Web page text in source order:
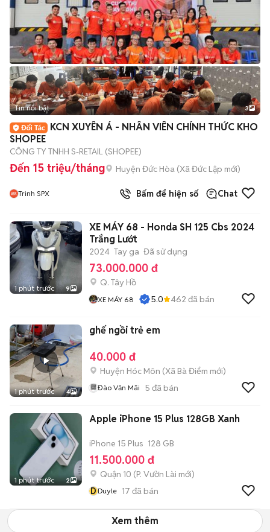
Tin nổi bật 3
KCN XUYÊN Á - NHÂN VIÊN CHÍNH THỨC KHO
SHOPEE
CÔNG TY TNHH S-RETAIL (SHOPEE)
Đến 15 triệu/tháng Huyện Đức Hòa (Xã Đức Lập mới)
Trinh SPX Bấm để hiện số Chat
1 phút trước 9
XE MÁY 68 - Honda SH 125 Cbs 2024
Trắng Lướt
2024 Tay ga Đã sử dụng
73.000.000 đ
Q. Tây Hồ
XE MÁY 68 5.0 462 đã bán
1 phút trước 4
ghế ngồi trẻ em
40.000 đ
Huyện Hóc Môn (Xã Bà Điểm mới)
Đào Văn Mãi 5 đã bán
1 phút trước 2
Apple iPhone 15 Plus 128GB Xanh
iPhone 15 Plus 128 GB
11.500.000 đ
Quận 10 (P. Vườn Lài mới)
DDuyle 17 đã bán
Xem thêm